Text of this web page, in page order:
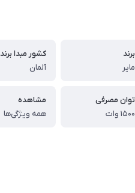
برند
مایر
کشور مبدا برند
آلمان
توان مصرفی
۱۵۰۰ وات
مشاهده
همه ویژگی‌ها